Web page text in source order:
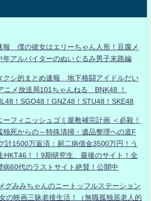
報 僕の彼女はエリーちゃん人形！豆腐メ
年アルバイターのぬいぐるみ男子末路編
シ的まとめ速報 地下格闘アイドルだい
メ放送局101ちゃんねる BNK48 ！
！SGO48！GNZ48！STU48！SKE48
ーフィニッシュゴミ屋敷補完計画 ＜必殺！
独死からの～特殊清掃・遺品整理への道F
計1500万返済：厨二病借金3500万円！う
HKT46！！9期研究生、最後のサイト！全
病60代のラストサイト絶賛！公開中
グみみちゃんのニートッフルステーション
の映画三昧老後生活！（無職孤独居老人的